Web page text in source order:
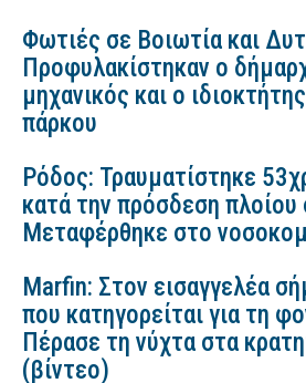
Φωτιές σε Βοιωτία και
Προφυλακίστηκαν ο
μηχανικός και ο
πάρκου
Ρόδος: Τραυματίστηκε
κατά την πρόσδεση πλοίου
Μεταφέρθηκε στο
Marfin: Στον εισαγγελέα
που κατηγορείται για τη
Πέρασε τη νύχτα στα
(βίντεο)